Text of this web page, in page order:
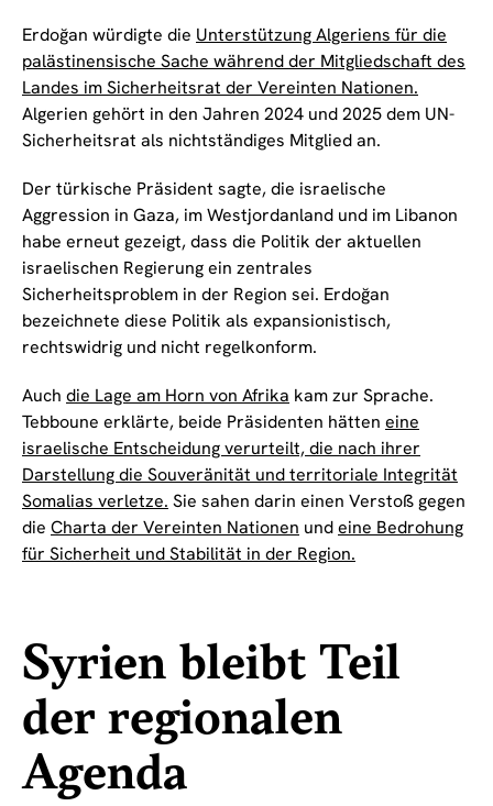
Erdoğan würdigte die Unterstützung Algeriens für die
palästinensische Sache während der Mitgliedschaft des
Landes im Sicherheitsrat der Vereinten Nationen.
Algerien gehört in den Jahren 2024 und 2025 dem UN-
Sicherheitsrat als nichtständiges Mitglied an.
Der türkische Präsident sagte, die israelische
Aggression in Gaza, im Westjordanland und im Libanon
habe erneut gezeigt, dass die Politik der aktuellen
israelischen Regierung ein zentrales
Sicherheitsproblem in der Region sei. Erdoğan
bezeichnete diese Politik als expansionistisch,
rechtswidrig und nicht regelkonform.
Auch die Lage am Horn von Afrika kam zur Sprache.
Tebboune erklärte, beide Präsidenten hätten eine
israelische Entscheidung verurteilt, die nach ihrer
Darstellung die Souveränität und territoriale Integrität
Somalias verletze. Sie sahen darin einen Verstoß gegen
die Charta der Vereinten Nationen undeine Bedrohung
für Sicherheit und Stabilität in der Region.
Syrien bleibt Teil
der regionalen
Agenda